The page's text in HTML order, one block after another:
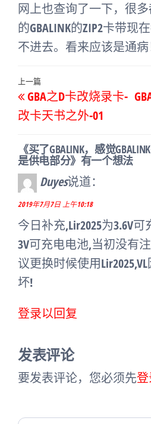
网上也查询了一下，很
的GBALINK的ZIP2卡带现
不进去。看来应该是通病
文
章
导
航
上
一
篇
文
章
上一篇
GBA之D卡改烧录卡-
改卡天书之外-01
《买了GBALINK，感觉
是供电部分》有一个想法
Duyes说道：
2019年7月7日 上午10:18
今日补充,Lir2025为3.6V可
3V可充电电池,当初没有
议更换时候使用
坏!
登录以回复
发表评论
要发表评论，您必须先